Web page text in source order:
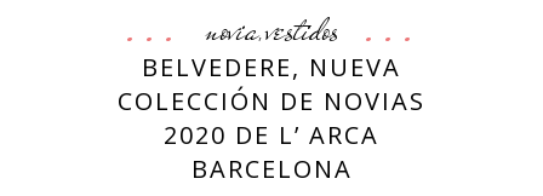
novia,vestidos
BELVEDERE, NUEVA
COLECCIÓN DE NOVIAS
2020 DE L’ ARCA
BARCELONA